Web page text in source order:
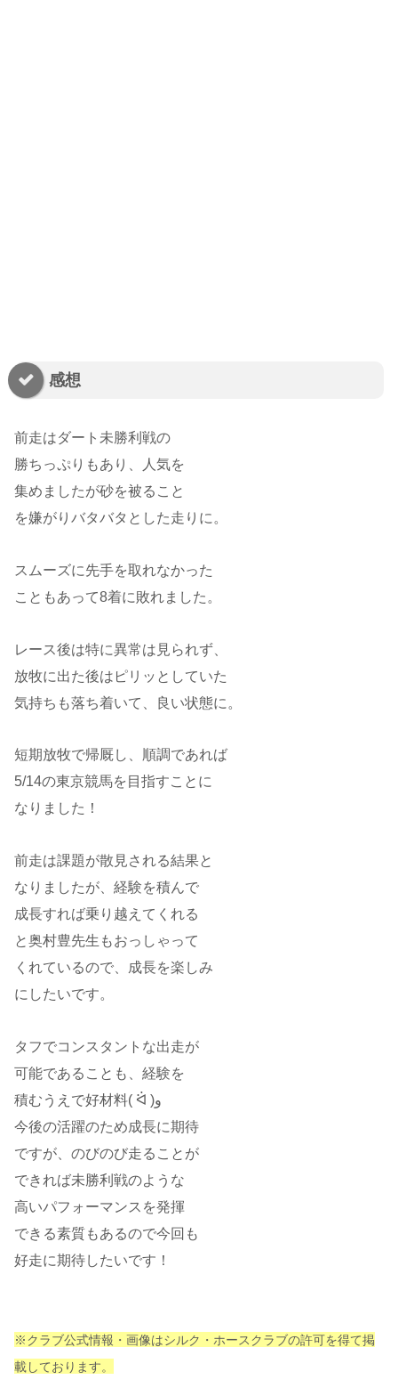
感想
前走はダート未勝利戦の
勝ちっぷりもあり、人気を
集めましたが砂を被ること
を嫌がりバタバタとした走りに。
スムーズに先手を取れなかった
こともあって8着に敗れました。
レース後は特に異常は見られず、
放牧に出た後はピリッとしていた
気持ちも落ち着いて、良い状態に。
短期放牧で帰厩し、順調であれば
5/14の東京競馬を目指すことに
なりました！
前走は課題が散見される結果と
なりましたが、経験を積んで
成長すれば乗り越えてくれる
と奥村豊先生もおっしゃって
くれているので、成長を楽しみ
にしたいです。
タフでコンスタントな出走が
可能であることも、経験を
積むうえで好材料( ᐛ )و
今後の活躍のため成長に期待
ですが、のびのび走ることが
できれば未勝利戦のような
高いパフォーマンスを発揮
できる素質もあるので今回も
好走に期待したいです！
※クラブ公式情報・画像はシルク・ホースクラブの許可を得て掲
載しております。